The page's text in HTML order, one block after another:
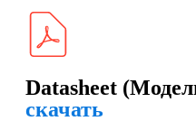
Datasheet
скачать